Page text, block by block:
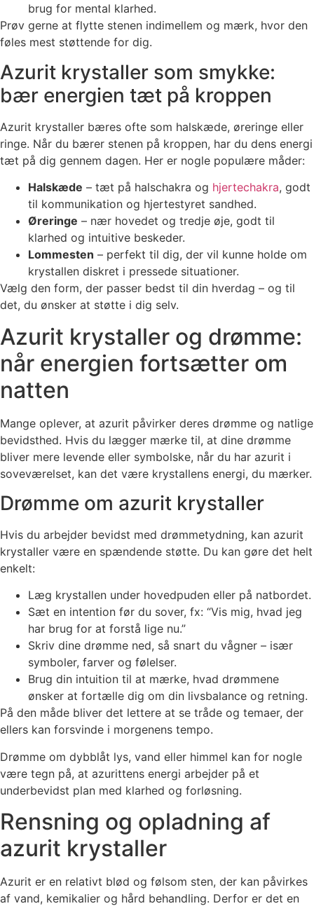
brug for mental klarhed.
Prøv gerne at flytte stenen indimellem og mærk, hvor den
føles mest støttende for dig.
Azurit krystaller som smykke:
bær energien tæt på kroppen
Azurit krystaller bæres ofte som halskæde, øreringe eller
ringe. Når du bærer stenen på kroppen, har du dens energi
tæt på dig gennem dagen. Her er nogle populære måder:
Halskæde – tæt på halschakra og hjertechakra, godt
til kommunikation og hjertestyret sandhed.
Øreringe – nær hovedet og tredje øje, godt til
klarhed og intuitive beskeder.
Lommesten – perfekt til dig, der vil kunne holde om
krystallen diskret i pressede situationer.
Vælg den form, der passer bedst til din hverdag – og til
det, du ønsker at støtte i dig selv.
Azurit krystaller og drømme:
når energien fortsætter om
natten
Mange oplever, at azurit påvirker deres drømme og natlige
bevidsthed. Hvis du lægger mærke til, at dine drømme
bliver mere levende eller symbolske, når du har azurit i
soveværelset, kan det være krystallens energi, du mærker.
Drømme om azurit krystaller
Hvis du arbejder bevidst med drømmetydning, kan azurit
krystaller være en spændende støtte. Du kan gøre det helt
enkelt:
Læg krystallen under hovedpuden eller på natbordet.
Sæt en intention før du sover, fx: “Vis mig, hvad jeg
har brug for at forstå lige nu.”
Skriv dine drømme ned, så snart du vågner – især
symboler, farver og følelser.
Brug din intuition til at mærke, hvad drømmene
ønsker at fortælle dig om din livsbalance og retning.
På den måde bliver det lettere at se tråde og temaer, der
ellers kan forsvinde i morgenens tempo.
Drømme om dybblåt lys, vand eller himmel kan for nogle
være tegn på, at azurittens energi arbejder på et
underbevidst plan med klarhed og forløsning.
Rensning og opladning af
azurit krystaller
Azurit er en relativt blød og følsom sten, der kan påvirkes
af vand, kemikalier og hård behandling. Derfor er det en